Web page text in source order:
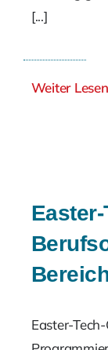
[...]
Weiter Lesen
Easter-